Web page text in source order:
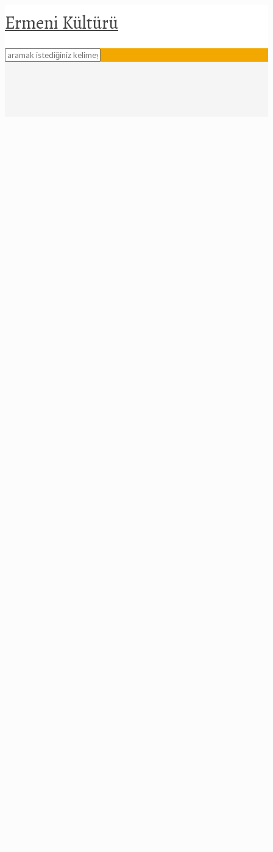
Ermeni Kültürü